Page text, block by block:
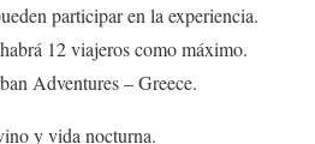
participar en la experiencia.
12 viajeros como máximo.
Adventures – Greece.
y vida nocturna.